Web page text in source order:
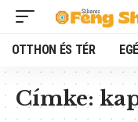
OTTHON ÉS TÉR
Címke: